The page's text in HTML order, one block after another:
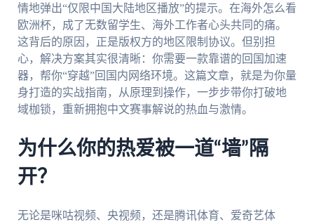
情地弹出“仅限中国大陆地区播放”的提示。在海外怎么看
欧洲杯，成了无数留学生、海外工作者心头共同的痛。
这背后的原因，正是版权方的地区限制协议。但别担
心，解决方案其实很清晰：你需要一款靠谱的回国加速
器，帮你“穿越”回国内网络环境。这篇文章，就是为你量
身打造的实战指南，从原理到操作，一步步带你打破地
域枷锁，重新拥抱中文赛事解说的热血与激情。
为什么你的热爱被一道“墙”隔
开？
无论是咪咕视频、央视频，还是腾讯体育、爱奇艺体